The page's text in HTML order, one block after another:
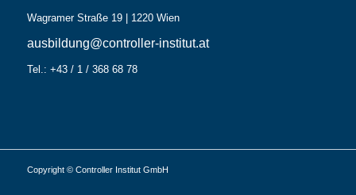
Wagramer Straße 19 | 1220 Wien
ausbildung@controller-institut.at
Tel.: +43 / 1 / 368 68 78
Copyright © Controller Institut GmbH